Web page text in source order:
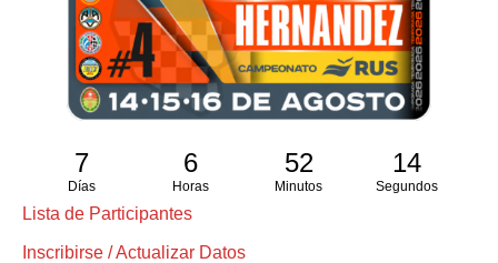
7
Días
6
Horas
52
Minutos
13
Segundos
Lista de Participantes
Inscribirse / Actualizar Datos